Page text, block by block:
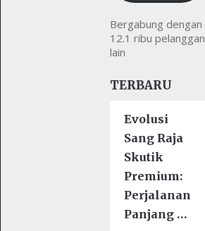
Bergabung dengan
12.1 ribu pelanggan
lain
TERBARU
Evolusi
Sang Raja
Skutik
Premium:
Perjalanan
Panjang …